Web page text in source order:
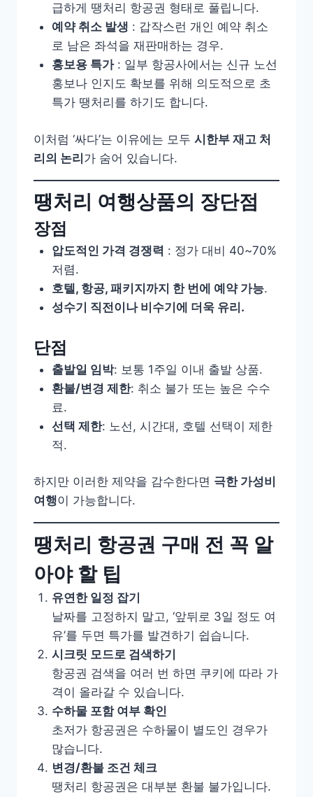
급하게 땡처리 항공권 형태로 풀립니다.
예약 취소 발생 : 갑작스런 개인 예약 취소
로 남은 좌석을 재판매하는 경우.
홍보용 특가: 일부 항공사에서는 신규 노선
홍보나 인지도 확보를 위해 의도적으로 초
특가 땡처리를 하기도 합니다.
이처럼 ‘싸다’는 이유에는 모두 시한부 재고 처
리의 논리가 숨어 있습니다.
땡처리 여행상품의 장단점
장점
압도적인 가격 경쟁력 : 정가 대비 40~70%
저렴.
호텔, 항공, 패키지까지 한 번에 예약 가능.
성수기 직전이나 비수기에 더욱 유리.
단점
출발일 임박: 보통 1주일 이내 출발 상품.
환불/변경 제한: 취소 불가 또는 높은 수수
료.
선택 제한: 노선, 시간대, 호텔 선택이 제한
적.
하지만 이러한 제약을 감수한다면 극한 가성비
여행이 가능합니다.
땡처리 항공권 구매 전 꼭 알
아야 할 팁
유연한 일정 잡기
날짜를 고정하지 말고, ‘앞뒤로 3일 정도 여
유’를 두면 특가를 발견하기 쉽습니다.
시크릿 모드로 검색하기
항공권 검색을 여러 번 하면 쿠키에 따라 가
격이 올라갈 수 있습니다.
수하물 포함 여부 확인
초저가 항공권은 수하물이 별도인 경우가
많습니다.
변경/환불 조건 체크
땡처리 항공권은 대부분 환불 불가입니다.